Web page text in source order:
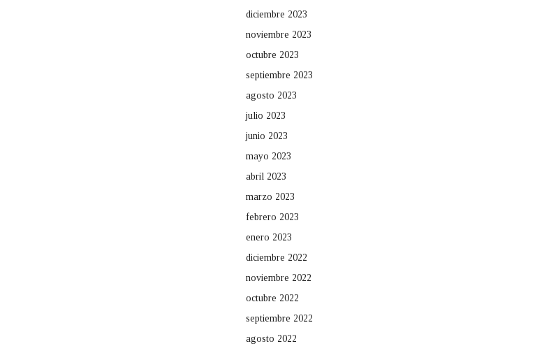
diciembre 2023
noviembre 2023
octubre 2023
septiembre 2023
agosto 2023
julio 2023
junio 2023
mayo 2023
abril 2023
marzo 2023
febrero 2023
enero 2023
diciembre 2022
noviembre 2022
octubre 2022
septiembre 2022
agosto 2022